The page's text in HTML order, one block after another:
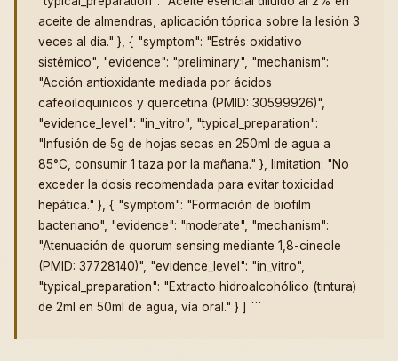
aceite de almendras, aplicación tóprica sobre la lesión 3
veces al día." }, { "symptom": "Estrés oxidativo
sistémico", "evidence": "preliminary", "mechanism":
"Acción antioxidante mediada por ácidos
cafeoiloquinicos y quercetina (PMID: 30599926)",
"evidence_level": "in_vitro", "typical_preparation":
"Infusión de 5g de hojas secas en 250ml de agua a
85°C, consumir 1 taza por la mañana." }, limitation: "No
exceder la dosis recomendada para evitar toxicidad
hepática." }, { "symptom": "Formación de biofilm
bacteriano", "evidence": "moderate", "mechanism":
"Atenuación de quorum sensing mediante 1,8-cineole
(PMID: 37728140)", "evidence_level": "in_vitro",
"typical_preparation": "Extracto hidroalcohólico (tintura)
de 2ml en 50ml de agua, vía oral." } ] ```